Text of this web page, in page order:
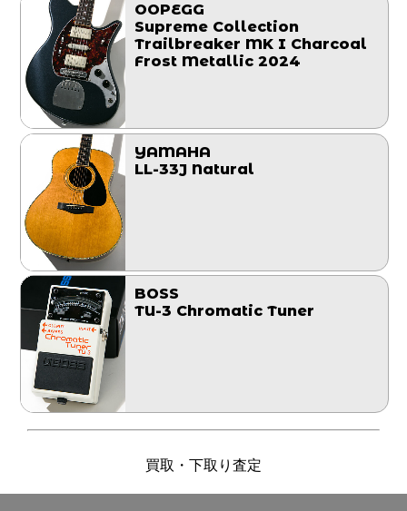
OOPEGG
Supreme Collection
Trailbreaker MK I Charcoal
Frost Metallic 2024
YAMAHA
LL-33J Natural
BOSS
TU-3 Chromatic Tuner
買取・下取り査定